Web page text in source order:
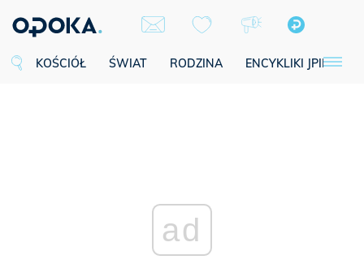
KOŚCIÓŁ ŚWIAT RODZINA ENCYKLIKI JPII
ad